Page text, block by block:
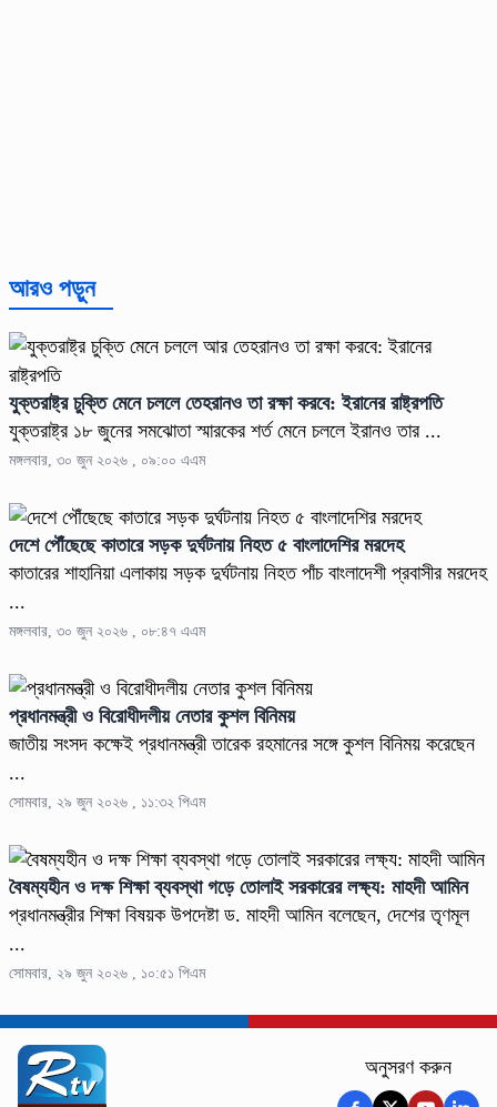
আরও পড়ুন
যুক্তরাষ্ট্র চুক্তি মেনে চললে তেহরানও তা রক্ষা করবে: ইরানের রাষ্ট্রপতি
যুক্তরাষ্ট্র ১৮ জুনের সমঝোতা স্মারকের শর্ত মেনে চললে ইরানও তার ...
মঙ্গলবার, ৩০ জুন ২০২৬ , ০৯:০০ এএম
দেশে পৌঁছেছে কাতারে সড়ক দুর্ঘটনায় নিহত ৫ বাংলাদেশির মরদেহ
কাতারের শাহানিয়া এলাকায় সড়ক দুর্ঘটনায় নিহত পাঁচ বাংলাদেশী প্রবাসীর মরদেহ
...
মঙ্গলবার, ৩০ জুন ২০২৬ , ০৮:৪৭ এএম
প্রধানমন্ত্রী ও বিরোধীদলীয় নেতার কুশল বিনিময়
জাতীয় সংসদ কক্ষেই প্রধানমন্ত্রী তারেক রহমানের সঙ্গে কুশল বিনিময় করেছেন
...
সোমবার, ২৯ জুন ২০২৬ , ১১:৩২ পিএম
বৈষম্যহীন ও দক্ষ শিক্ষা ব্যবস্থা গড়ে তোলাই সরকারের লক্ষ্য: মাহদী আমিন
প্রধানমন্ত্রীর শিক্ষা বিষয়ক উপদেষ্টা ড. মাহদী আমিন বলেছেন, দেশের তৃণমূল
...
সোমবার, ২৯ জুন ২০২৬ , ১০:৫১ পিএম
অনুসরণ করুন